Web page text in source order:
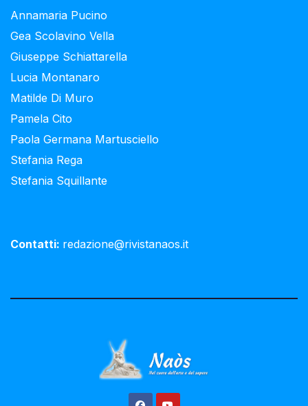
Annamaria Pucino
Gea Scolavino Vella
Giuseppe Schiattarella
Lucia Montanaro
Matilde Di Muro
Pamela Cito
Paola Germana Martusciello
Stefania Rega
Stefania Squillante
Contatti: redazione@rivistanaos.it